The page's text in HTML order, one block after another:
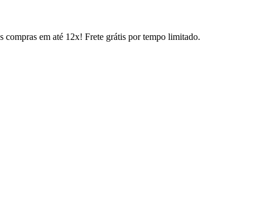
compras em até 12x! Frete grátis por tempo limitado.